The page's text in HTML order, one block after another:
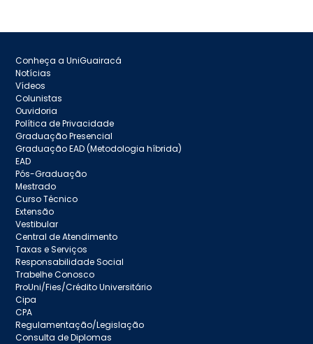
Conheça a UniGuairacá
Notícias
Vídeos
Colunistas
Ouvidoria
Política de Privacidade
Graduação Presencial
Graduação EAD (Metodologia híbrida)
EAD
Pós-Graduação
Mestrado
Curso Técnico
Extensão
Vestibular
Central de Atendimento
Taxas e Serviços
Responsabilidade Social
Trabelhe Conosco
ProUni/Fies/Crédito Universitário
Cipa
CPA
Regulamentação/Legislação
Consulta de Diplomas